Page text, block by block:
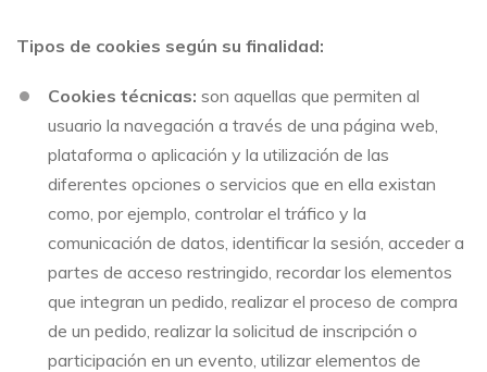
Tipos de cookies según su finalidad:
Cookies técnicas: son aquellas que permiten al
usuario la navegación a través de una página web,
plataforma o aplicación y la utilización de las
diferentes opciones o servicios que en ella existan
como, por ejemplo, controlar el tráfico y la
comunicación de datos, identificar la sesión, acceder a
partes de acceso restringido, recordar los elementos
que integran un pedido, realizar el proceso de compra
de un pedido, realizar la solicitud de inscripción o
participación en un evento, utilizar elementos de